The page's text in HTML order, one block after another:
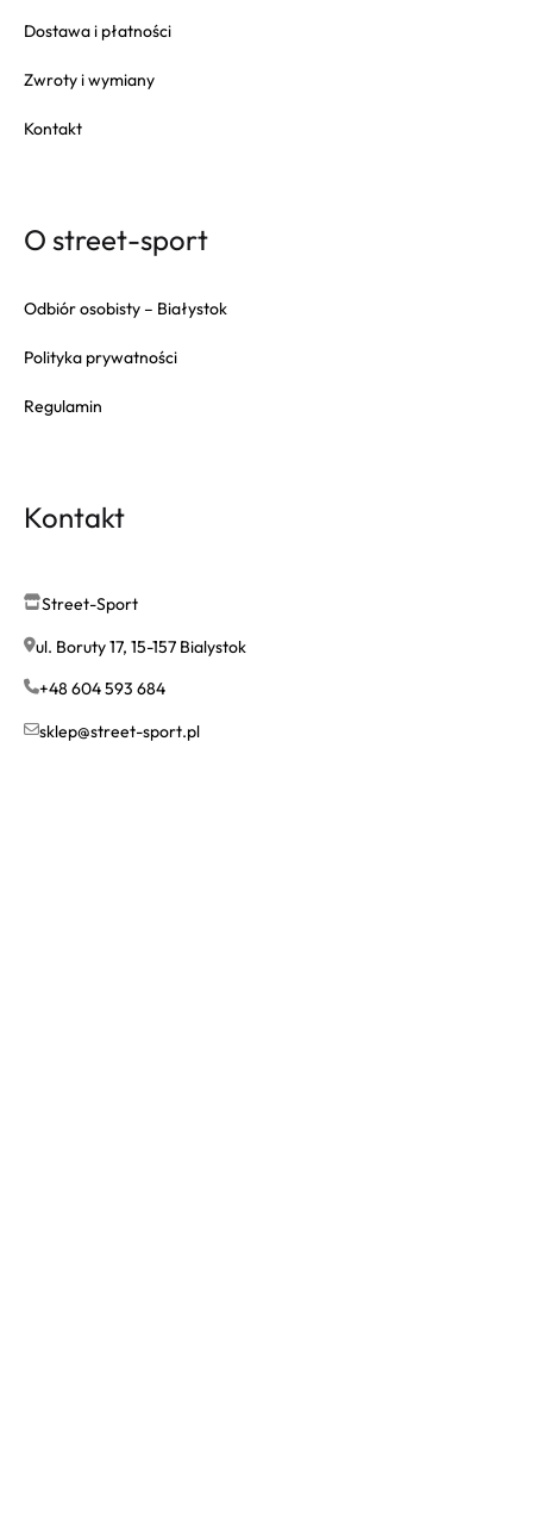
Dostawa i płatności
Zwroty i wymiany
Kontakt
O street-sport
Odbiór osobisty – Białystok
Polityka prywatności
Regulamin
Kontakt
Street-Sport
ul. Boruty 17, 15-157 Bialystok
+48 604 593 684
sklep@street-sport.pl